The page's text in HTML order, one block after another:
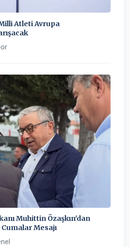
Atleti Avrupa
Muhittin Özaşkın'dan
Mesajı